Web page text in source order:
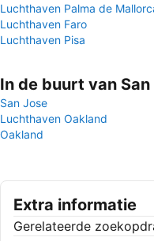
Luchthaven Palma de
Luchthaven Faro
Luchthaven Pisa
In de buurt van San
San Jose
Luchthaven Oakland
Oakland
Extra informatie
Gerelateerde